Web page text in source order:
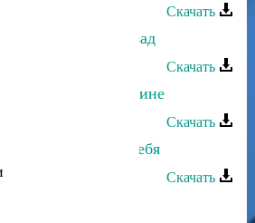
Скачать
- Нет пути назад
Скачать
- Тоска по Родине
Скачать
- Не забудем тебя
Скачать
- Забудь меня